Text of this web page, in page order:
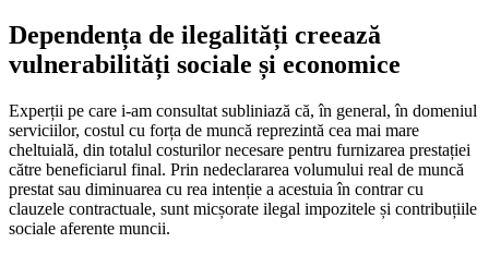
Dependența de ilegalități creează
vulnerabilități sociale și economice
Experții pe care i-am consultat subliniază că, în general, în domeniul
serviciilor, costul cu forța de muncă reprezintă cea mai mare
cheltuială, din totalul costurilor necesare pentru furnizarea prestației
către beneficiarul final. Prin nedeclararea volumului real de muncă
prestat sau diminuarea cu rea intenție a acestuia în contrar cu
clauzele contractuale, sunt micșorate ilegal impozitele și contribuțiile
sociale aferente muncii.